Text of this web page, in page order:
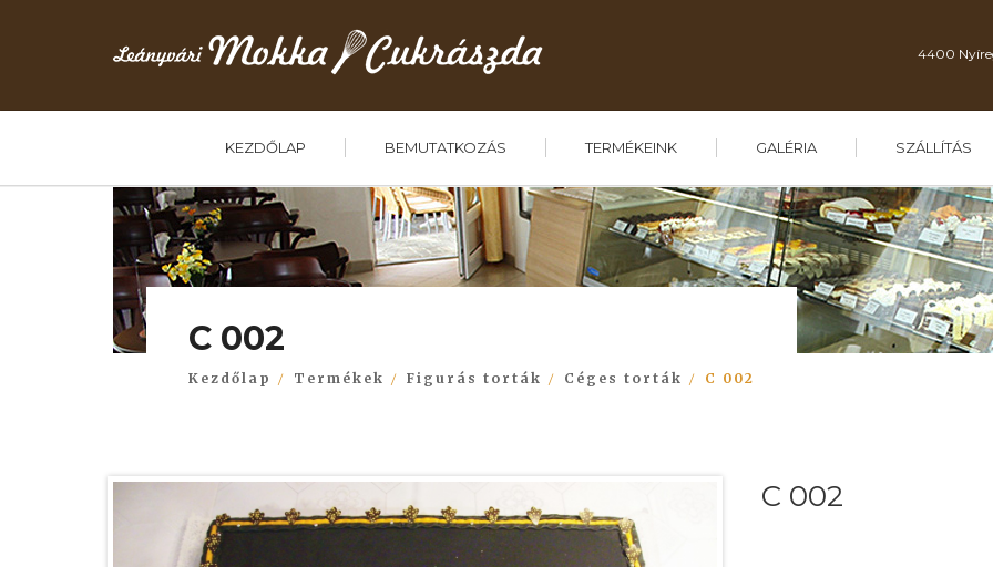
4400
KEZDŐLAP BEMUTATKOZÁS TERMÉKEINK GALÉRIA SZÁLLÍTÁS
C 002
Kezdőlap Termékek Figurás torták Céges torták C 002
C 002